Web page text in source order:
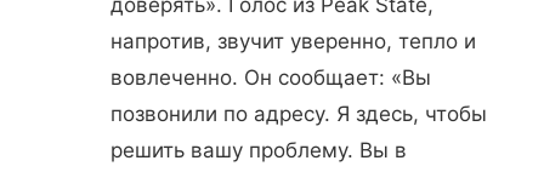
напротив, звучит уверенно, тепло и
вовлеченно. Он сообщает: «Вы
позвонили по адресу. Я здесь, чтобы
решить вашу проблему. Вы в